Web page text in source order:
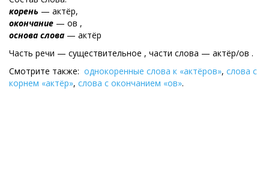
корень — актёр,
окончание — ов ,
основа слова — актёр
Часть речи — существительное , части слова — актёр/ов .
Смотрите также: однокоренные слова к «актёров», слова с
корнем «актёр», слова с окончанием «ов».